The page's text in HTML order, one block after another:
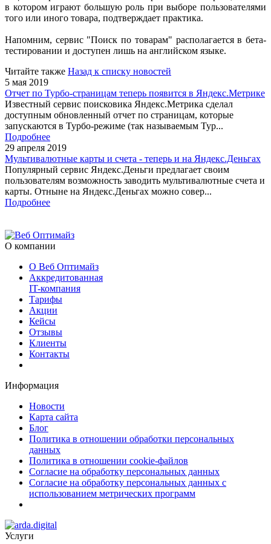
в котором играют большую роль при выборе пользователями
того или иного товара, подтверждает практика.
Напомним, сервис "Поиск по товарам" располагается в бета-
тестировании и доступен лишь на английском языке.
Читайте также Назад к списку новостей
5 мая 2019
Отчет по Турбо-страницам теперь появится в Яндекс.Метрике
Известный сервис поисковика Яндекс.Метрика сделал
доступным обновленный отчет по страницам, которые
запускаются в Турбо-режиме (так называемым Тур...
Подробнее
29 апреля 2019
Мультивалютные карты и счета - теперь и на Яндекс.Деньгах
Популярный сервис Яндекс.Деньги предлагает своим
пользователям возможность заводить мультивалютные счета и
карты. Отныне на Яндекс.Деньгах можно совер...
Подробнее
О компании
О Веб Оптимайз
Аккредитованная
IT-компания
Тарифы
Акции
Кейсы
Отзывы
Клиенты
Контакты
Информация
Новости
Карта сайта
Блог
Политика в отношении обработки персональных
данных
Политика в отношении cookie-файлов
Согласие на обработку персональных данных
Согласие на обработку персональных данных с
использованием метрических программ
Услуги